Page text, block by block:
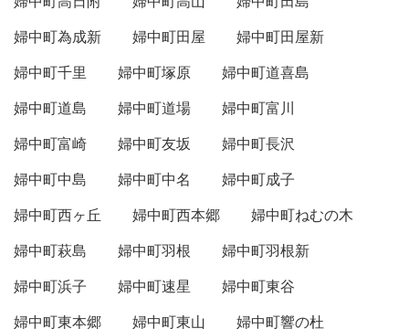
婦中町為成新
婦中町田屋
婦中町田屋新
婦中町千里
婦中町塚原
婦中町道喜島
婦中町道島
婦中町道場
婦中町富川
婦中町富崎
婦中町友坂
婦中町長沢
婦中町中島
婦中町中名
婦中町成子
婦中町西ヶ丘
婦中町西本郷
婦中町ねむの木
婦中町萩島
婦中町羽根
婦中町羽根新
婦中町浜子
婦中町速星
婦中町東谷
婦中町東本郷
婦中町東山
婦中町響の杜